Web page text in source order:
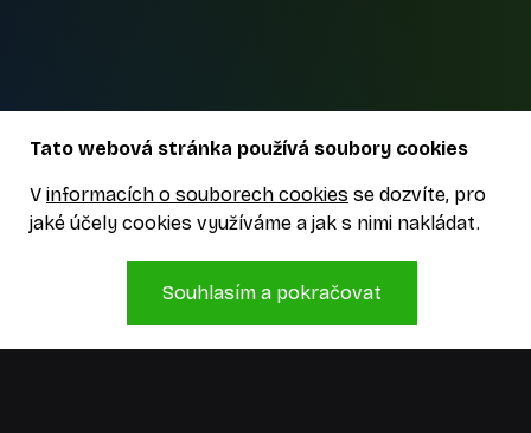
Tato webová stránka používá soubory cookies
V informacích o souborech cookies se dozvíte, pro
jaké účely cookies využíváme a jak s nimi nakládat.
Souhlasím a pokračovat